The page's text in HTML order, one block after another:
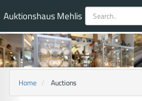
Auktionshaus Mehlis
Home Auctions